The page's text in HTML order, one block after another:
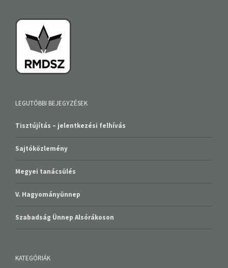
LEGUTÓBBI BEJEGYZÉSEK
Tisztújítás – jelentkezési felhívás
Sajtóközlemény
Megyei tanácsülés
V. Hagyományünnep
Szabadság Ünnep Alsórákoson
KATEGÓRIÁK